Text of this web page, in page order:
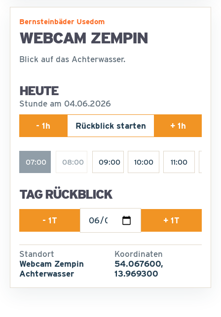
Bernsteinbäder Usedom
WEBCAM ZEMPIN
Blick auf das Achterwasser.
HEUTE
Stunde am 04.06.2026
- 1h Rückblick starten + 1h
07:00 08:00 09:00 10:00 11:00
TAG RÜCKBLICK
- 1T + 1T
Standort
Webcam Zempin
Achterwasser
Koordinaten
54.067600,
13.969300